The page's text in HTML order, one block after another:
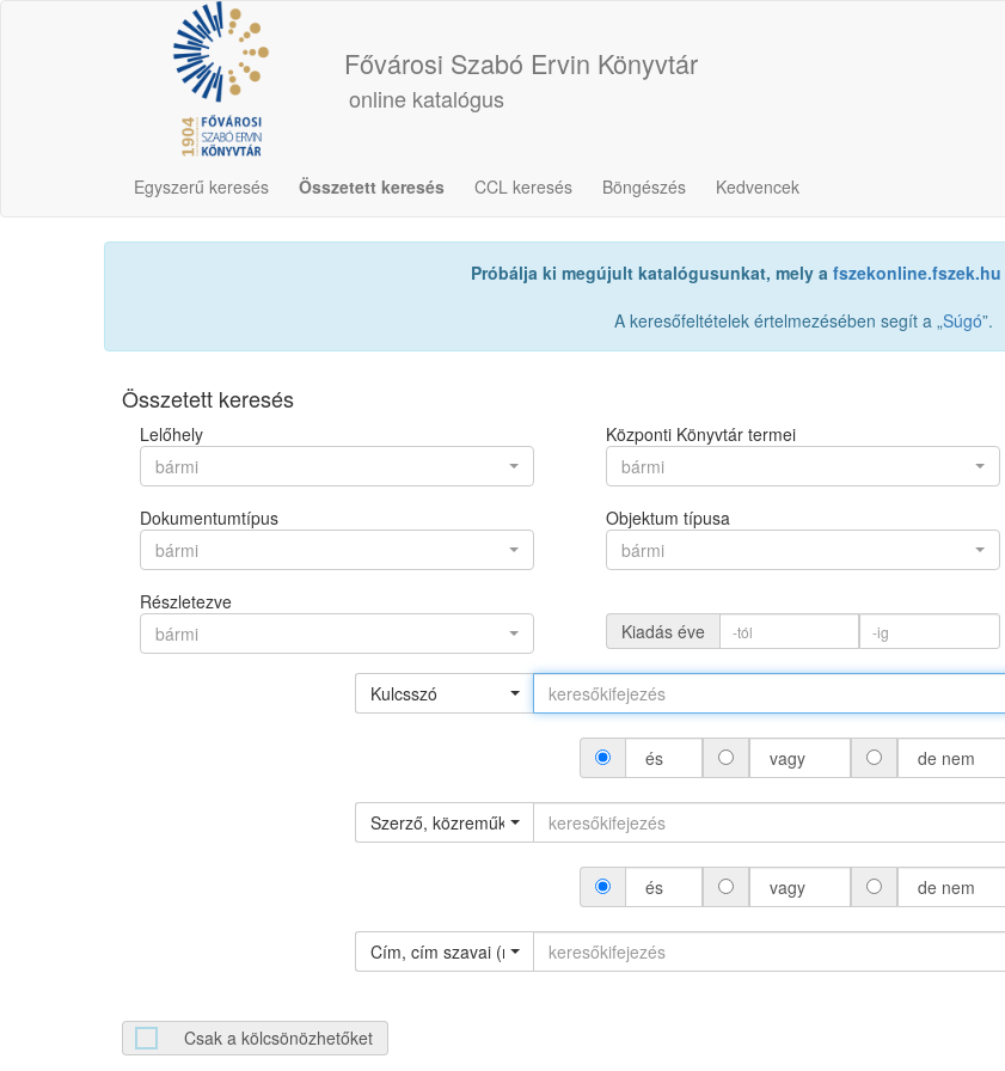
Fővárosi Szabó Ervin Könyvtár
online katalógus
Egyszerű keresés Összetett keresés CCL keresés Böngészés Kedvencek
Próbálja ki megújult katalógusunkat, mely a fszekonline.fszek.hu
A keresőfeltételek értelmezésében segít a „Súgó”.
Összetett keresés
Lelőhely
bármi
Központi Könyvtár termei
bármi
Dokumentumtípus
bármi
Objektum típusa
bármi
Részletezve
bármi
Kiadás éve
Kulcsszó
és vagy de nem
Szerző, közreműködő (névváltozattal)
és vagy de nem
Cím, cím szavai (névváltozat nélkül)
Csak a kölcsönözhetőket